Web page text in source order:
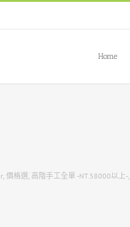
Home
, 價格選, 高階手工全單 -NT.58000以上-,